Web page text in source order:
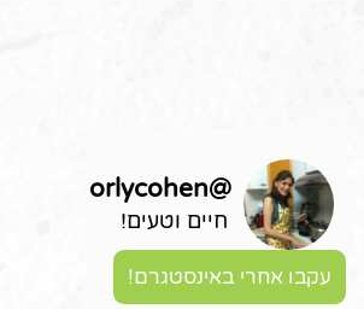
@
orlycohen
חיים וטעים!
עקבו אחרי באינסטגרם!